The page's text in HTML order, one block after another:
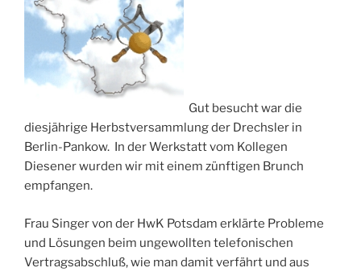
Gut besucht war die
diesjährige Herbstversammlung der Drechsler in
Berlin-Pankow. In der Werkstatt vom Kollegen
Diesener wurden wir mit einem zünftigen Brunch
empfangen.
Frau Singer von der HwK Potsdam erklärte Probleme
und Lösungen beim ungewollten telefonischen
Vertragsabschluß, wie man damit verfährt und aus